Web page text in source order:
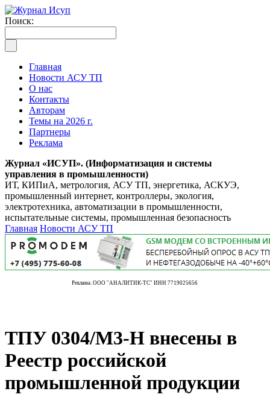
Поиск:
Главная
Новости АСУ ТП
О нас
Контакты
Авторам
Темы на 2026 г.
Партнеры
Реклама
Журнал «ИСУП». (Информатизация и системы
управления в промышленности)
ИТ, КИПиА, метрология, АСУ ТП, энергетика, АСКУЭ,
промышленный интернет, контроллеры, экология,
электротехника, автоматизации в промышленности,
испытательные системы, промышленная безопасность
Главная Новости АСУ ТП
Реклама. ООО "АНАЛИТИК-ТС" ИНН 7719025656
ТПУ 0304/М3-Н внесены в
Реестр российской
промышленной продукции